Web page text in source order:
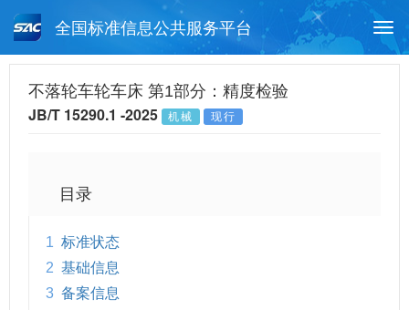
全国标准信息公共服务平台
月报查询 标准公告查询
不落轮车轮车床 第1部分：精度检验
JB/T 15290.1 -2025 机械 现行
目录
1 标准状态
2 基础信息
3 备案信息